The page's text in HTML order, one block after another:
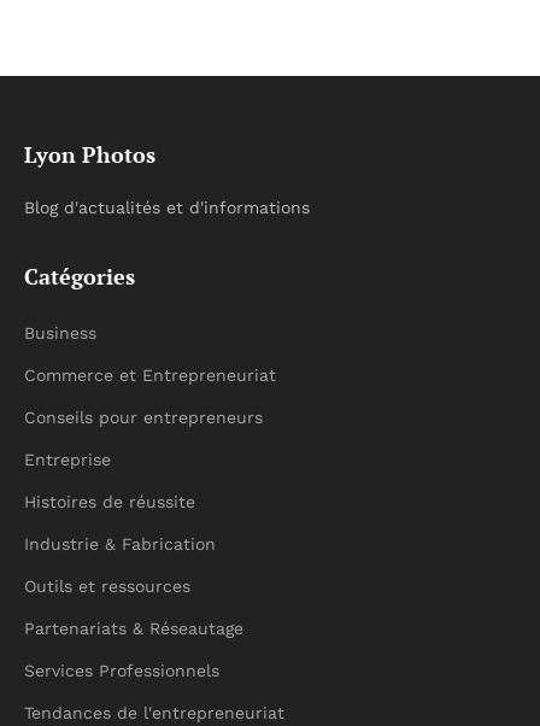
Lyon Photos
Blog d'actualités et d'informations
Catégories
Business
Commerce et Entrepreneuriat
Conseils pour entrepreneurs
Entreprise
Histoires de réussite
Industrie & Fabrication
Outils et ressources
Partenariats & Réseautage
Services Professionnels
Tendances de l'entrepreneuriat